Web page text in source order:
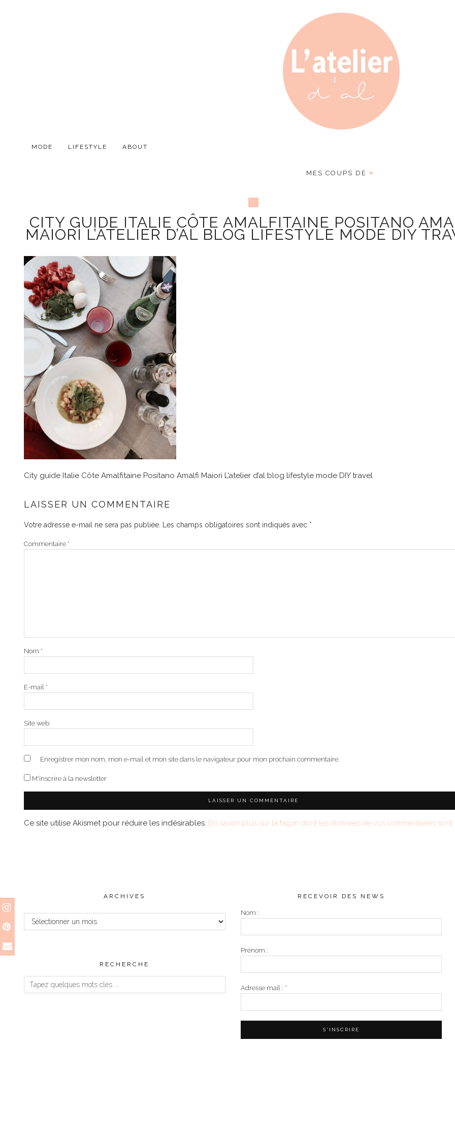
MODE LIFESTYLE ABOUT
MES COUPS DE ♥
CITY GUIDE ITALIE CÔTE AMALFITAINE POSITANO
MAIORI L’ATELIER D’AL BLOG LIFESTYLE MODE DIY
City guide Italie Côte Amalfitaine Positano Amalfi Maiori L’atelier d’al blog lifestyle mode DIY travel
LAISSER UN COMMENTAIRE
Votre adresse e-mail ne sera pas publiée. Les champs obligatoires sont indiqués avec *
Commentaire *
Nom *
E-mail *
Site web
Enregistrer mon nom, mon e-mail et mon site dans le navigateur pour mon prochain commentaire.
M'inscrire à la newsletter
Ce site utilise Akismet pour réduire les indésirables. En savoir plus sur la façon dont les données de vos commentaires sont
ARCHIVES
Archives
RECHERCHE
RECEVOIR DES NEWS
Nom :
Prénom :
Adresse mail : *